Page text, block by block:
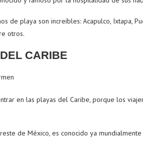
de playa son increíbles: Acapulco, Ixtapa,
otros.
CARIBE
en las playas del Caribe, porque los
de México, es conocido ya